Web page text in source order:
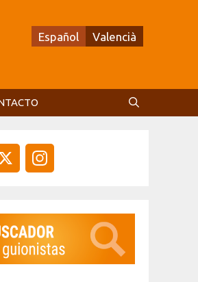
Español Valencià